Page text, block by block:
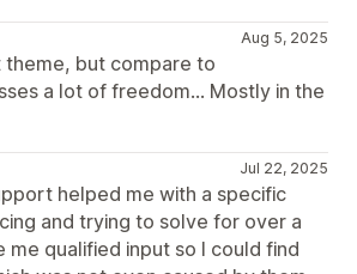
Aug 5, 2025
theme, but compare to
a lot of freedom... Mostly in the
Jul 22, 2025
helped me with a specific
and trying to solve for over a
me qualified input so I could find